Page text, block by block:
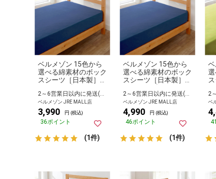
ベルメゾン 15色から
選べる綿素材のボック
スシーツ［日本製］
ダブル
2～6営業日以内に発送(長期休暇除く)
ベルメゾン JRE MALL店
3,990 円 (税込)
36ポイント
(1件)
ベルメゾン 15色から
選べる綿素材のボック
スシーツ［日本製］
ドダブル
2～6営業日以内に発送(長期休暇除く)
ベルメゾン JRE MALL店
4,990 円 (税込)
46ポイント
(1件)
ベ